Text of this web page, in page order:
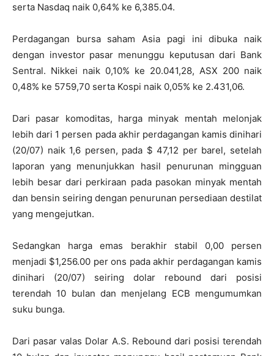
serta Nasdaq naik 0,64% ke 6,385.04.
Perdagangan bursa saham Asia pagi ini dibuka naik
dengan investor pasar menunggu keputusan dari Bank
Sentral. Nikkei naik 0,10% ke 20.041,28, ASX 200 naik
0,48% ke 5759,70 serta Kospi naik 0,05% ke 2.431,06.
Dari pasar komoditas, harga minyak mentah melonjak
lebih dari 1 persen pada akhir perdagangan kamis dinihari
(20/07) naik 1,6 persen, pada $ 47,12 per barel, setelah
laporan yang menunjukkan hasil penurunan mingguan
lebih besar dari perkiraan pada pasokan minyak mentah
dan bensin seiring dengan penurunan persediaan destilat
yang mengejutkan.
Sedangkan harga emas berakhir stabil 0,00 persen
menjadi $1,256.00 per ons pada akhir perdagangan kamis
dinihari (20/07) seiring dolar rebound dari posisi
terendah 10 bulan dan menjelang ECB mengumumkan
suku bunga.
Dari pasar valas Dolar A.S. Rebound dari posisi terendah